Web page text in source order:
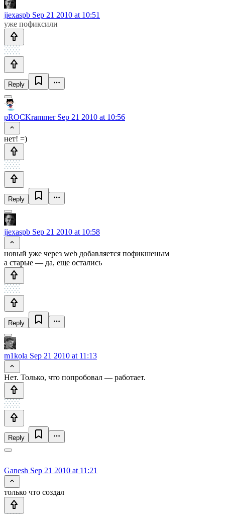
jiexaspb Sep 21 2010 at 10:51
уже пофиксили
Reply
pROCKrammerSep 21 2010 at 10:56
нет! =)
Reply
jiexaspb Sep 21 2010 at 10:58
новый уже через web добавляется пофикшеным
а старые — да, еще остались
Reply
m1kola Sep 21 2010 at 11:13
Нет. Только, что попробовал — работает.
Reply
Ganesh Sep 21 2010 at 11:21
только что создал